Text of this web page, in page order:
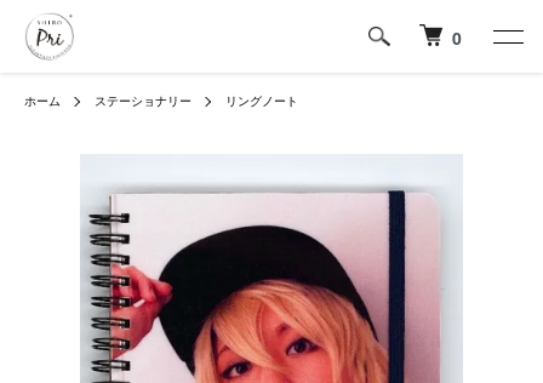
0
ホーム ステーショナリー リングノート